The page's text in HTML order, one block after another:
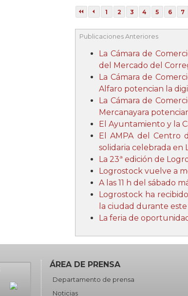
1 2 3 4 5 6 7
Publicaciones Anteriores
La Cámara de
del Mercado del
La Cámara de
Alfaro potencian la
La Cámara de
Mercanayara
El Ayuntamiento y la
El AMPA del Centro
solidaria celebrada en
La 23ª edición de
Logrostock vuelve a
A las 11 h del sábado
Logrostock ha
la ciudad durante
La feria de
ÁREA DE PRENSA
Departamento de prensa
Noticias